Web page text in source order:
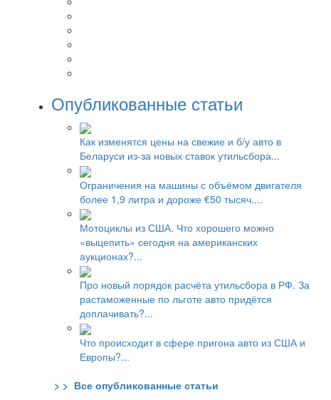
Опубликованные статьи
Как изменятся цены на свежие и б/у авто в
Беларуси из-за новых ставок утильсбора...
Ограничения на машины с объёмом двигателя
более 1,9 литра и дороже €50 тысяч....
Мотоциклы из США. Что хорошего можно
«выцепить» сегодня на американских
аукционах?...
Про новый порядок расчёта утильсбора в РФ. За
растаможенные по льготе авто придётся
доплачивать?...
Что происходит в сфере пригона авто из США и
Европы?...
> > Все опубликованные статьи